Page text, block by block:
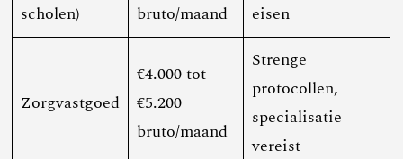
scholen)
bruto/maand
eisen
Zorgvastgoed
€4.000 tot
€5.200
bruto/maand
Strenge
protocollen,
specialisatie
vereist